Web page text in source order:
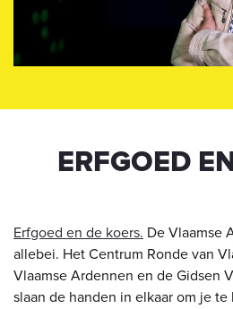
ERFGOED
Erfgoed en de koers. De Vlaamse
allebei. Het Centrum Ronde van
Vlaamse Ardennen en de Gidsen
slaan de handen in elkaar om je